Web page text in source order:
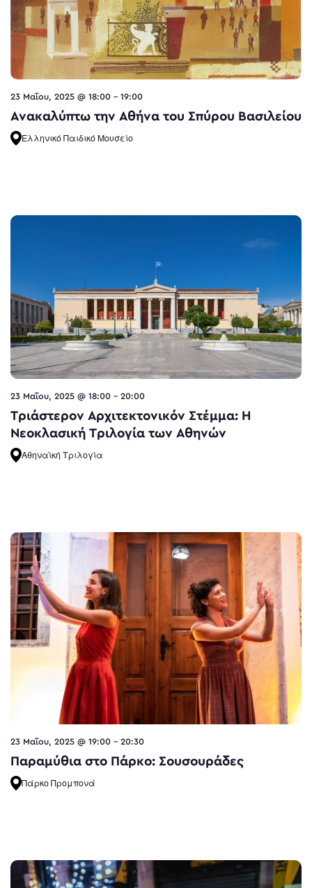
23 Μαΐου, 2025 @ 18:00 - 19:00
Ανακαλύπτω την Αθήνα του Σπύρου Βασιλείου
Ελληνικό Παιδικό Μουσείο
23 Μαΐου, 2025 @ 18:00 - 20:00
Τριάστερον Αρχιτεκτονικόν Στέμμα: Η
Νεοκλασική Τριλογία των Αθηνών
Αθηναϊκή Τριλογία
23 Μαΐου, 2025 @ 19:00 - 20:30
Παραμύθια στο Πάρκο: Σουσουράδες
Πάρκο Προμπονά